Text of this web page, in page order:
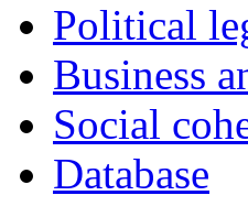
Political
Business
Social
Database